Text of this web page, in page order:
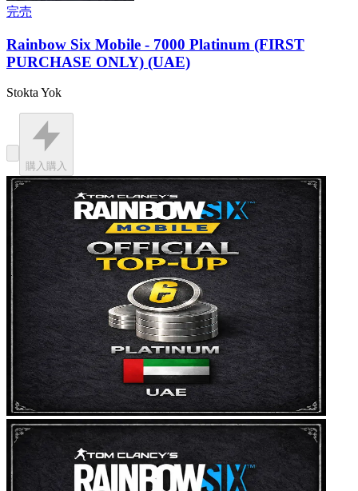
完売
Rainbow Six Mobile - 7000 Platinum (FIRST
PURCHASE ONLY) (UAE)
Stokta Yok
購入 購入